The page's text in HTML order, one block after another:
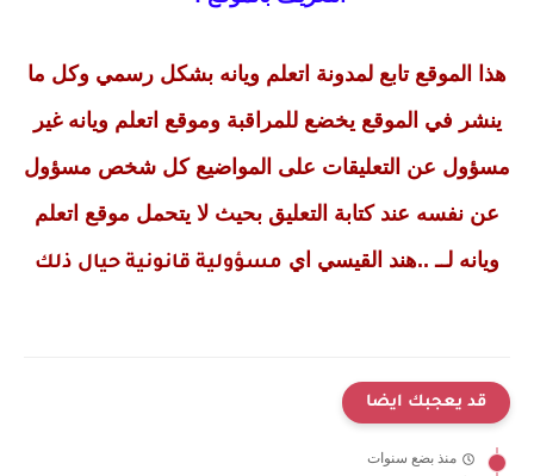
هذا الموقع تابع لمدونة اتعلم ويانه بشكل رسمي وكل ما
ينشر في الموقع يخضع للمراقبة وموقع اتعلم ويانه غير
مسؤول عن التعليقات على المواضيع كل شخص مسؤول
عن نفسه عند كتابة التعليق بحيث لا يتحمل موقع اتعلم
ويانه لــ ..هند القيسي اي مسؤولية قانونية حيال ذلك
قد يعجبك ايضا
منذ بضع سنوات